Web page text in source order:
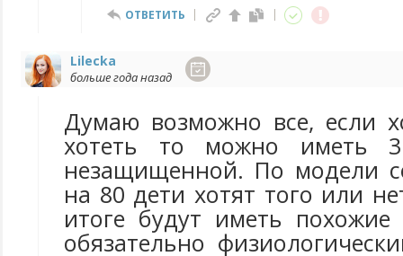
ОТВЕТИТЬ
Lilecka
больше года назад
Думаю возможно все, если
хотеть то можно иметь
незащищенной. По модели
на 80 дети хотят того или
итоге будут иметь
обязательно